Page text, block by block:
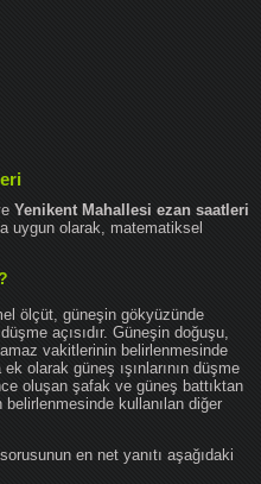
Yenikent Mahallesi ezan saatleri
uygun olarak, matematiksel
ölçüt, güneşin gökyüzünde
açısıdır. Güneşin doğuşu,
vakitlerinin belirlenmesinde
olarak güneş ışınlarının düşme
oluşan şafak ve güneş battıktan
belirlenmesinde kullanılan diğer
en net yanıtı aşağıdaki